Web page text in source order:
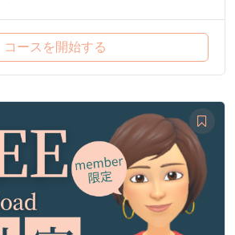
コースを開始する